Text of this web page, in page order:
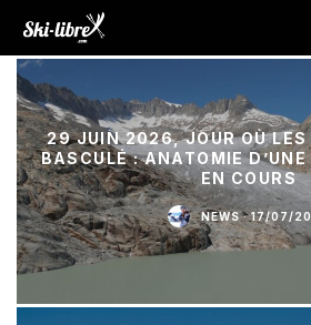
29 JUIN 2026, JOUR OÙ LES
BASCULÉ : ANATOMIE D’UNE
EN COURS
NEWS · 17/07/